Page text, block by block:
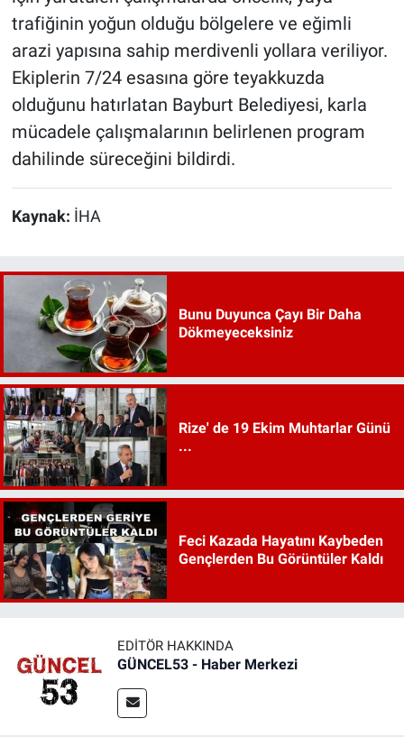
trafiğinin yoğun olduğu bölgelere ve eğimli
arazi yapısına sahip merdivenli yollara veriliyor.
Ekiplerin 7/24 esasına göre teyakkuzda
olduğunu hatırlatan Bayburt Belediyesi, karla
mücadele çalışmalarının belirlenen program
dahilinde süreceğini bildirdi.
Kaynak: İHA
Bunu Duyunca Çayı Bir Daha
Dökmeyeceksiniz
Rize' de 19 Ekim Muhtarlar Günü
...
Feci Kazada Hayatını Kaybeden
Gençlerden Bu Görüntüler Kaldı
EDITÖR HAKKINDA
GÜNCEL53 - Haber Merkezi